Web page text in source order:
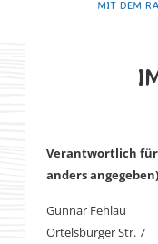
MIT DEM
Verantwortlich
anders
Gunnar Fehlau
Ortelsburger Str. 7